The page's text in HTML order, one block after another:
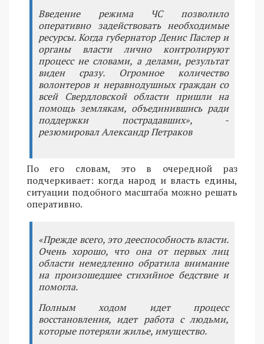
Введение режима ЧС позволило
оперативно задействовать необходимые
ресурсы. Когда губернатор Денис Паслер и
органы власти лично контролируют
процесс не словами, а делами, результат
виден сразу. Огромное количество
волонтеров и неравнодушных граждан со
всей Свердловской области пришли на
помощь землякам, объединившись ради
поддержки пострадавших», -
резюмировал Александр Петраков
По его словам, это в очередной раз
подчеркивает: когда народ и власть едины,
ситуации подобного масштаба можно решать
оперативно.
«Прежде всего, это дееспособность власти.
Очень хорошо, что она от первых лиц
области немедленно обратила внимание
на произошедшее стихийное бедствие и
помогла.
Полным ходом идет процесс
восстановления, идет работа с людьми,
которые потеряли жилье, имущество.